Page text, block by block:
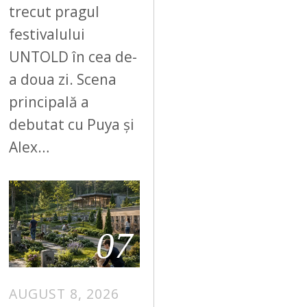
trecut pragul
festivalului
UNTOLD în cea de-
a doua zi. Scena
principală a
debutat cu Puya și
Alex…
07
AUGUST 8, 2026